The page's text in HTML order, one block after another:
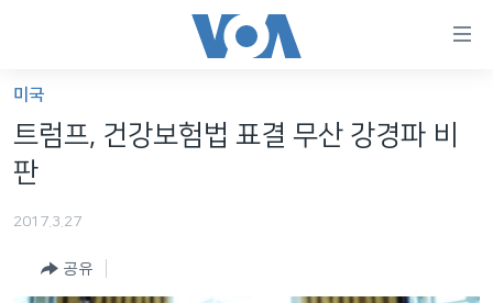
가
능
링세계
프로그램
FOLLOW US
미국
트럼프, 건강보험법 표결 무산 강경파 비
판
2017.3.27
공유